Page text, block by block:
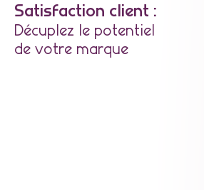
Satisfaction client :
Décuplez le potentiel
de votre marque